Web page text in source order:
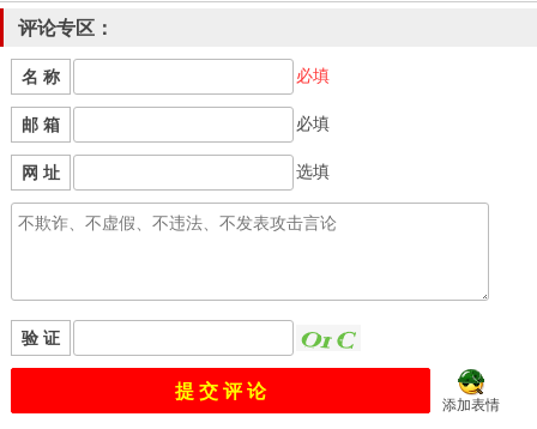
评论专区：
名 称 必填
邮 箱 必填
网 址 选填
验 证
添加表情